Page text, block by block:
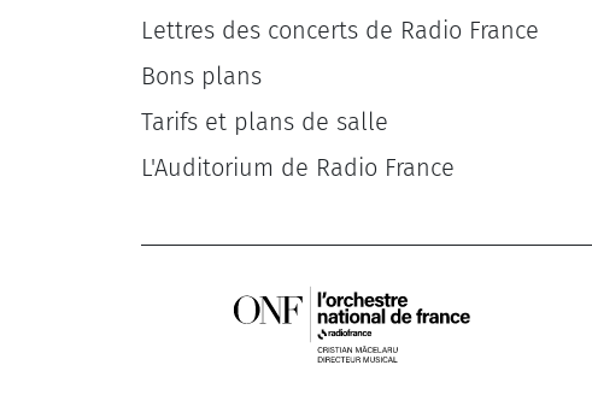
Lettres des concerts de Radio France
Bons plans
Tarifs et plans de salle
L'Auditorium de Radio France